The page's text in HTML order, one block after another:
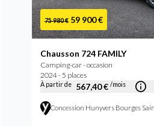
75 980 € 59 900 €
Chausson 724 FAMILY
Camping-car - occasion
2024 - 5 places
À partir de 567,40 € /mois
Concession Hunyvers Bourges